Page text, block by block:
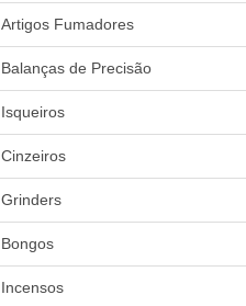
Artigos Fumadores
Balanças de Precisão
Isqueiros
Cinzeiros
Grinders
Bongos
Incensos